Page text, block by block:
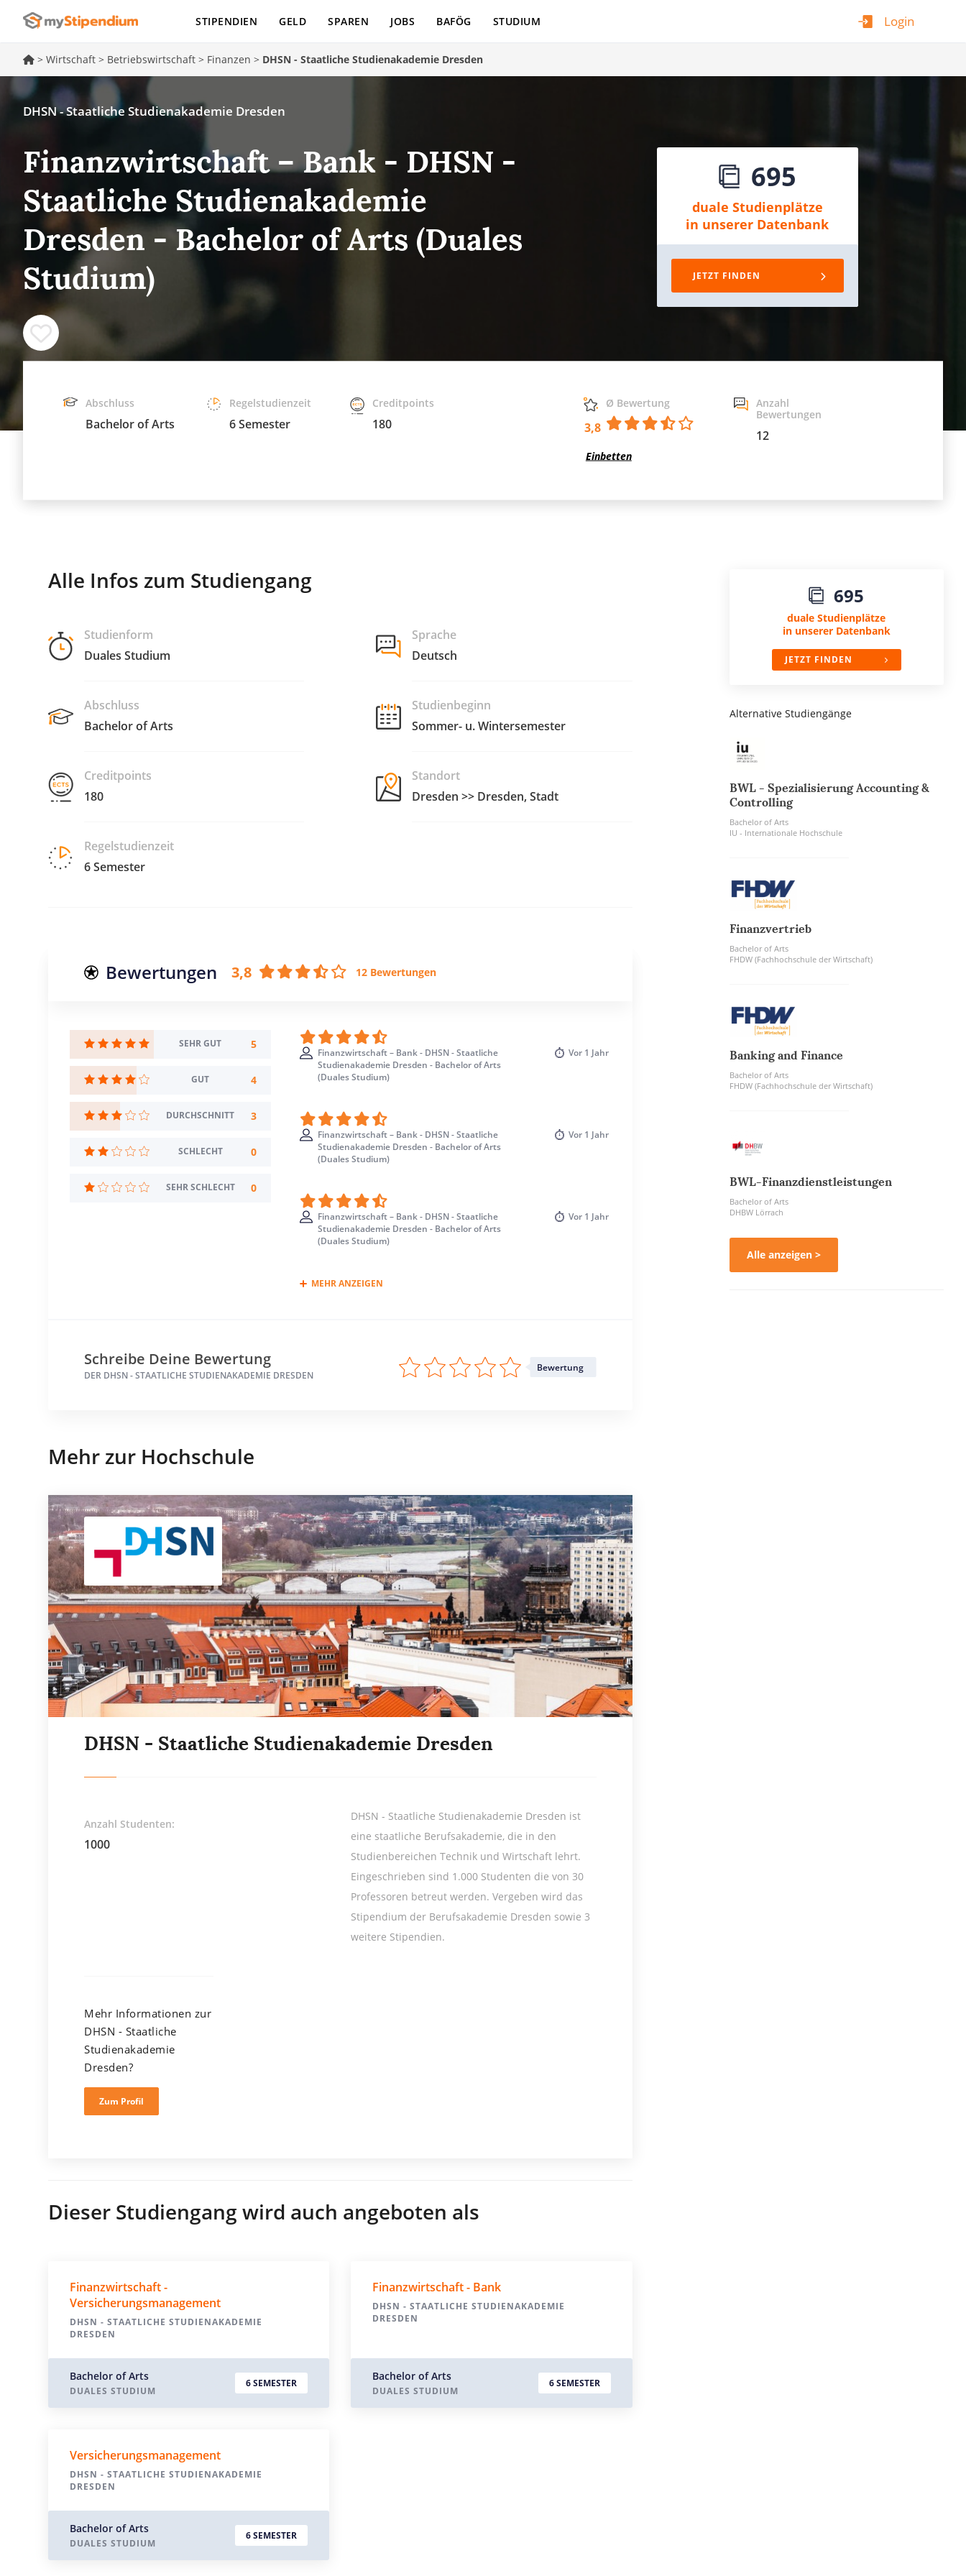
Login
STIPENDIEN GELD SPAREN JOBS BAFÖG STUDIUM
> Wirtschaft > Betriebswirtschaft > Finanzen > DHSN - Staatliche Studienakademie Dresden
DHSN - Staatliche Studienakademie Dresden
Finanzwirtschaft – Bank - DHSN -
Staatliche Studienakademie
Dresden - Bachelor of Arts (Duales
Studium)
695
duale Studienplätze
in unserer Datenbank
JETZT FINDEN
Abschluss
Bachelor of Arts
Regelstudienzeit
6 Semester
Creditpoints
180
Ø Bewertung
3,8
Einbetten
Anzahl
Bewertungen
12
Alle Infos zum Studiengang
Studienform
Duales Studium
Abschluss
Bachelor of Arts
Creditpoints
180
Regelstudienzeit
6 Semester
Sprache
Deutsch
Studienbeginn
Sommer- u. Wintersemester
Standort
Dresden >> Dresden, Stadt
Bewertungen 3,8 12 Bewertungen
SEHR GUT 5
GUT 4
DURCHSCHNITT 3
SCHLECHT 0
SEHR SCHLECHT 0
Finanzwirtschaft – Bank - DHSN - Staatliche
Studienakademie Dresden - Bachelor of Arts
(Duales Studium)
Vor 1 Jahr
Finanzwirtschaft – Bank - DHSN - Staatliche
Studienakademie Dresden - Bachelor of Arts
(Duales Studium)
Vor 1 Jahr
Finanzwirtschaft – Bank - DHSN - Staatliche
Studienakademie Dresden - Bachelor of Arts
(Duales Studium)
Vor 1 Jahr
MEHR ANZEIGEN
Schreibe Deine Bewertung
DER DHSN - STAATLICHE STUDIENAKADEMIE DRESDEN
Bewertung
Mehr zur Hochschule
DHSN - Staatliche Studienakademie Dresden
Anzahl Studenten:
1000
DHSN - Staatliche Studienakademie Dresden ist
eine staatliche Berufsakademie, die in den
Studienbereichen Technik und Wirtschaft lehrt.
Eingeschrieben sind 1.000 Studenten die von 30
Professoren betreut werden. Vergeben wird das
Stipendium der Berufsakademie Dresden sowie 3
weitere Stipendien.
Mehr Informationen zur
DHSN - Staatliche
Studienakademie
Dresden?
Zum Profil
Dieser Studiengang wird auch angeboten als
Finanzwirtschaft -
Versicherungsmanagement
DHSN - STAATLICHE STUDIENAKADEMIE
DRESDEN
Bachelor of Arts
DUALES STUDIUM
6 SEMESTER
Finanzwirtschaft - Bank
DHSN - STAATLICHE STUDIENAKADEMIE
DRESDEN
Bachelor of Arts
DUALES STUDIUM
6 SEMESTER
Versicherungsmanagement
DHSN - STAATLICHE STUDIENAKADEMIE
DRESDEN
Bachelor of Arts
DUALES STUDIUM
6 SEMESTER
695
duale Studienplätze
in unserer Datenbank
JETZT FINDEN
Alternative Studiengänge
BWL - Spezialisierung Accounting &
Controlling
Bachelor of Arts
IU - Internationale Hochschule
Finanzvertrieb
Bachelor of Arts
FHDW (Fachhochschule der Wirtschaft)
Banking and Finance
Bachelor of Arts
FHDW (Fachhochschule der Wirtschaft)
BWL-Finanzdienstleistungen
Bachelor of Arts
DHBW Lörrach
Alle anzeigen >